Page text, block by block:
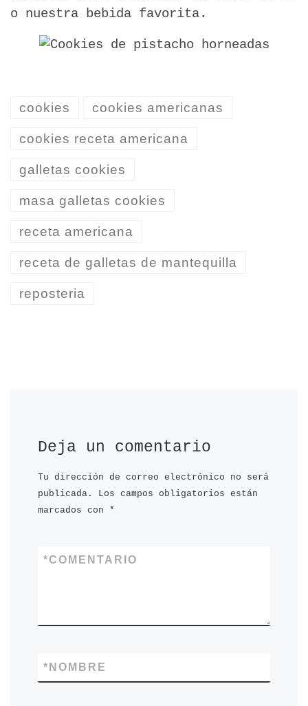
o nuestra bebida favorita.
cookies cookies americanas
cookies receta americana
galletas cookies
masa galletas cookies
receta americana
receta de galletas de mantequilla
reposteria
Deja un comentario
Tu dirección de correo electrónico no será
publicada.
Los campos obligatorios están
marcados con *
COMENTARIO
*
NOMBRE
*